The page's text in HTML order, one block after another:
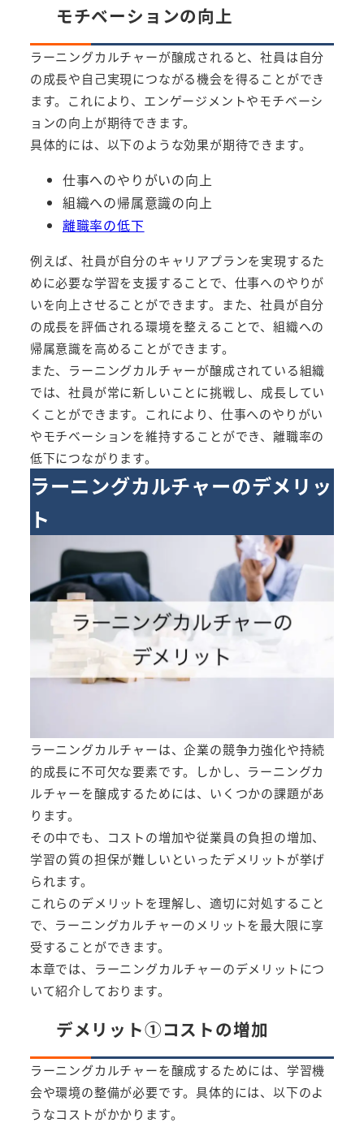
モチベーションの向上
ラーニングカルチャーが醸成されると、社員は自分
の成長や自己実現につながる機会を得ることができ
ます。これにより、エンゲージメントやモチベーシ
ョンの向上が期待できます。
具体的には、以下のような効果が期待できます。
仕事へのやりがいの向上
組織への帰属意識の向上
離職率の低下
例えば、社員が自分のキャリアプランを実現するた
めに必要な学習を支援することで、仕事へのやりが
いを向上させることができます。また、社員が自分
の成長を評価される環境を整えることで、組織への
帰属意識を高めることができます。
また、ラーニングカルチャーが醸成されている組織
では、社員が常に新しいことに挑戦し、成長してい
くことができます。これにより、仕事へのやりがい
やモチベーションを維持することができ、離職率の
低下につながります。
ラーニングカルチャーのデメリッ
ト
ラーニングカルチャーは、企業の競争力強化や持続
的成長に不可欠な要素です。しかし、ラーニングカ
ルチャーを醸成するためには、いくつかの課題があ
ります。
その中でも、コストの増加や従業員の負担の増加、
学習の質の担保が難しいといったデメリットが挙げ
られます。
これらのデメリットを理解し、適切に対処すること
で、ラーニングカルチャーのメリットを最大限に享
受することができます。
本章では、ラーニングカルチャーのデメリットにつ
いて紹介しております。
デメリット①コストの増加
ラーニングカルチャーを醸成するためには、学習機
会や環境の整備が必要です。具体的には、以下のよ
うなコストがかかります。